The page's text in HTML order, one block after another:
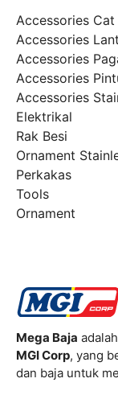
Accessories Cat
Accessories
Accessories
Accessories
Accessories
Elektrikal
Rak Besi
Ornament
Perkakas
Tools
Ornament
Mega Baja
MGI Corp, yang
dan baja untuk